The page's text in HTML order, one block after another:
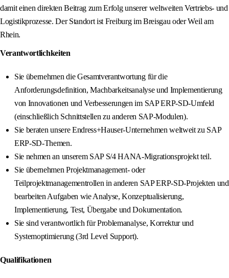
damit einen direkten Beitrag zum Erfolg unserer weltweiten Vertriebs- und
Logistikprozesse. Der Standort ist Freiburg im Breisgau oder Weil am
Rhein.
Verantwortlichkeiten
Sie übernehmen die Gesamtverantwortung für die
Anforderungsdefinition, Machbarkeitsanalyse und Implementierung
von Innovationen und Verbesserungen im SAP ERP-SD-Umfeld
(einschließlich Schnittstellen zu anderen SAP-Modulen).
Sie beraten unsere Endress+Hauser-Unternehmen weltweit zu SAP
ERP-SD-Themen.
Sie nehmen an unserem SAP S/4 HANA-Migrationsprojekt teil.
Sie übernehmen Projektmanagement- oder
Teilprojektmanagementrollen in anderen SAP ERP-SD-Projekten und
bearbeiten Aufgaben wie Analyse, Konzeptualisierung,
Implementierung, Test, Übergabe und Dokumentation.
Sie sind verantwortlich für Problemanalyse, Korrektur und
Systemoptimierung (3rd Level Support).
Qualifikationen